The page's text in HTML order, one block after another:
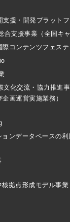
援・開発プラットフ
合支援事業（全国キャ
際コンテンツフェス
文化交流・協力推進
画運営実施業務）
ョンデータベースの
核拠点形成モデル事業